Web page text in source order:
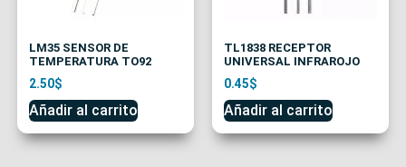
LM35 SENSOR DE
TEMPERATURA TO92
2.50$
Añadir al carrito
TL1838 RECEPTOR
UNIVERSAL INFRAROJO
0.45$
Añadir al carrito